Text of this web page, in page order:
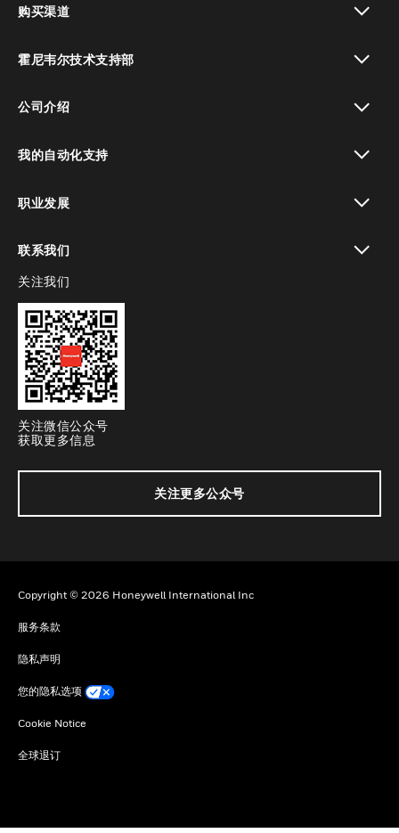
购买渠道
霍尼韦尔技术支持部
公司介绍
我的自动化支持
职业发展
联系我们
toggle view
关注我们
关注微信公众号
获取更多信息
关注更多公众号
Copyright © 2026 Honeywell International Inc
服务条款
隐私声明
您的隐私选项
Cookie Notice
全球退订